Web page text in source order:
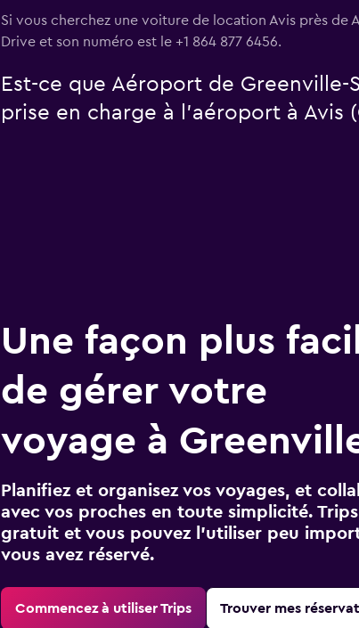
Si vous cherchez une voiture de location Avis près de
Drive et son numéro est le +1 864 877 6456.
Est-ce que Aéroport de
prise en charge à l’aéroport à Avis
Une façon plus
de gérer votre
voyage à
Planifiez et organisez vos voyages, et
avec vos proches en toute simplicité.
gratuit et vous pouvez l’utiliser peu
vous avez réservé.
Commencez à utiliser Trips Trouver mes